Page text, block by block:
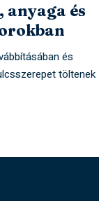
anyaga és
és
töltenek